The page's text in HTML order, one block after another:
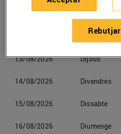
11/08/2026 Dimarts
Dimecres
13/08/2026 Dijous
14/08/2026 Divendres
15/08/2026 Dissabte
16/08/2026 Diumenge
Rebutjar